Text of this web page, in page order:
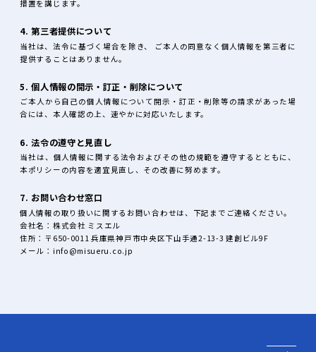
措置を講じます。
4. 第三者提供について
当社は、法令に基づく場合を除き、 ご本人の同意なく個人情報を第三者に
提供することはありません。
5. 個人情報の開示・訂正・削除について
ご本人から自己の個人情報について開示・訂正・削除等の請求があった場
合には、本人確認の上、速やかに対応いたします。
6. 法令の遵守と見直し
当社は、個人情報に関する法令およびその他の規範を遵守するとともに、
本ポリシーの内容を適宜見直し、その改善に努めます。
7. お問い合わせ窓口
個人情報の取り扱いに関するお問い合わせは、下記までご連絡ください。
会社名：株式会社 ミスエル
住所：〒650-0011 兵庫県神戸市中央区下山手通2-13-3 建創ビル9F
メール：info@misueru.co.jp